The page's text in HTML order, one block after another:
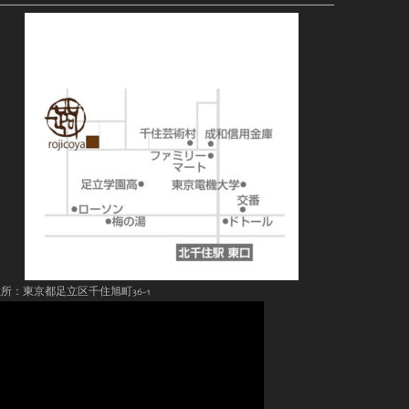
：東京都足立区千住旭町36-1